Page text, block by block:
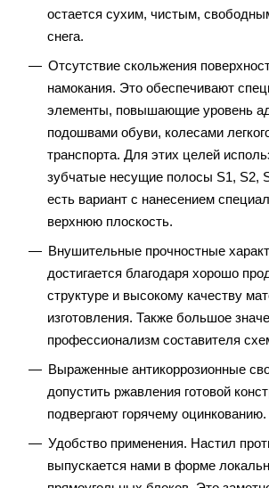
остается сухим, чистым,
снега.
Отсутствие скольжения
намокания. Это обеспечивают
элементы, повышающие уровень
подошвами обуви, колесами
транспорта. Для этих целей
зубчатые несущие полосы S1, S2,
есть вариант с нанесением
верхнюю плоскость.
Внушительные прочностные
достигается благодаря хорошо
структуре и высокому качеству
изготовления. Также большое
профессионализм составителя
Выраженные антикоррозионные
допустить ржавления готовой
подвергают горячему оцинкованию.
Удобство применения. Настил
выпускается нами в форме